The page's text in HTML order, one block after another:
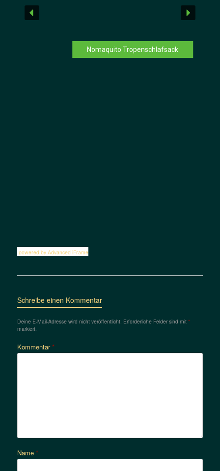
Nomaquito Tropenschlafsack
powered by Advanced iFrame
Schreibe einen Kommentar
Deine E-Mail-Adresse wird nicht veröffentlicht. Erforderliche Felder sind mit *
markiert.
Kommentar*
Name *